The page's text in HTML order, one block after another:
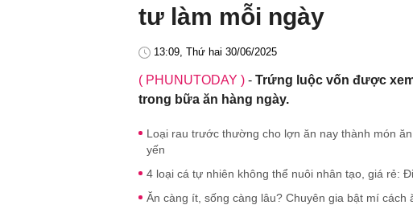
tư làm mỗi ngày
13:09, Thứ hai 30/06/2025
( PHUNUTODAY ) - Trứng luộc vốn được
trong bữa ăn hàng ngày.
Loại rau trước thường cho lợn ăn nay thành món
yến
4 loại cá tự nhiên không thể nuôi nhân tạo, giá rẻ:
Ăn càng ít, sống càng lâu? Chuyên gia bật mí